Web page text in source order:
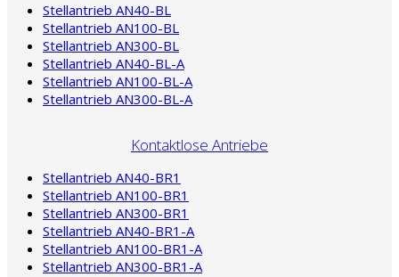
Stellantrieb AN40-BL
Stellantrieb AN100-BL
Stellantrieb AN300-BL
Stellantrieb AN40-BL-A
Stellantrieb AN100-BL-A
Stellantrieb AN300-BL-A
Kontaktlose Antriebe
Stellantrieb AN40-BR1
Stellantrieb AN100-BR1
Stellantrieb AN300-BR1
Stellantrieb AN40-BR1-A
Stellantrieb AN100-BR1-A
Stellantrieb AN300-BR1-A